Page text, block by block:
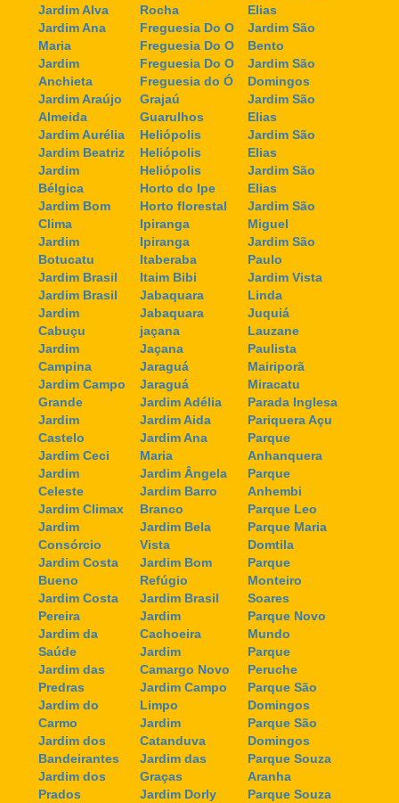
Jardim Alva
Jardim Ana
Maria
Jardim
Anchieta
Jardim Araújo
Almeida
Jardim Aurélia
Jardim Beatriz
Jardim
Bélgica
Jardim Bom
Clima
Jardim
Botucatu
Jardim Brasil
Jardim Brasil
Jardim
Cabuçu
Jardim
Campina
Jardim Campo
Grande
Jardim
Castelo
Jardim Ceci
Jardim
Celeste
Jardim Climax
Jardim
Consórcio
Jardim Costa
Bueno
Jardim Costa
Pereira
Jardim da
Saúde
Jardim das
Predras
Jardim do
Carmo
Jardim dos
Bandeirantes
Jardim dos
Prados
Rocha
Freguesia Do O
Freguesia Do O
Freguesia Do O
Freguesia do Ó
Grajaú
Guarulhos
Heliópolis
Heliópolis
Heliópolis
Horto do Ipe
Horto florestal
Ipiranga
Ipiranga
Itaberaba
Itaim Bibi
Jabaquara
Jabaquara
jaçana
Jaçana
Jaraguá
Jaraguá
Jardim Adélia
Jardim Aida
Jardim Ana
Maria
Jardim Ângela
Jardim Barro
Branco
Jardim Bela
Vista
Jardim Bom
Refúgio
Jardim Brasil
Jardim
Cachoeira
Jardim
Camargo Novo
Jardim Campo
Limpo
Jardim
Catanduva
Jardim das
Graças
Jardim Dorly
Elias
Jardim São
Bento
Jardim São
Domingos
Jardim São
Elias
Jardim São
Elias
Jardim São
Elias
Jardim São
Miguel
Jardim São
Paulo
Jardim Vista
Linda
Juquiá
Lauzane
Paulista
Mairiporã
Miracatu
Parada Inglesa
Pariquera Açu
Parque
Anhanquera
Parque
Anhembi
Parque Leo
Parque Maria
Domtila
Parque
Monteiro
Soares
Parque Novo
Mundo
Parque
Peruche
Parque São
Domingos
Parque São
Domingos
Parque Souza
Aranha
Parque Souza